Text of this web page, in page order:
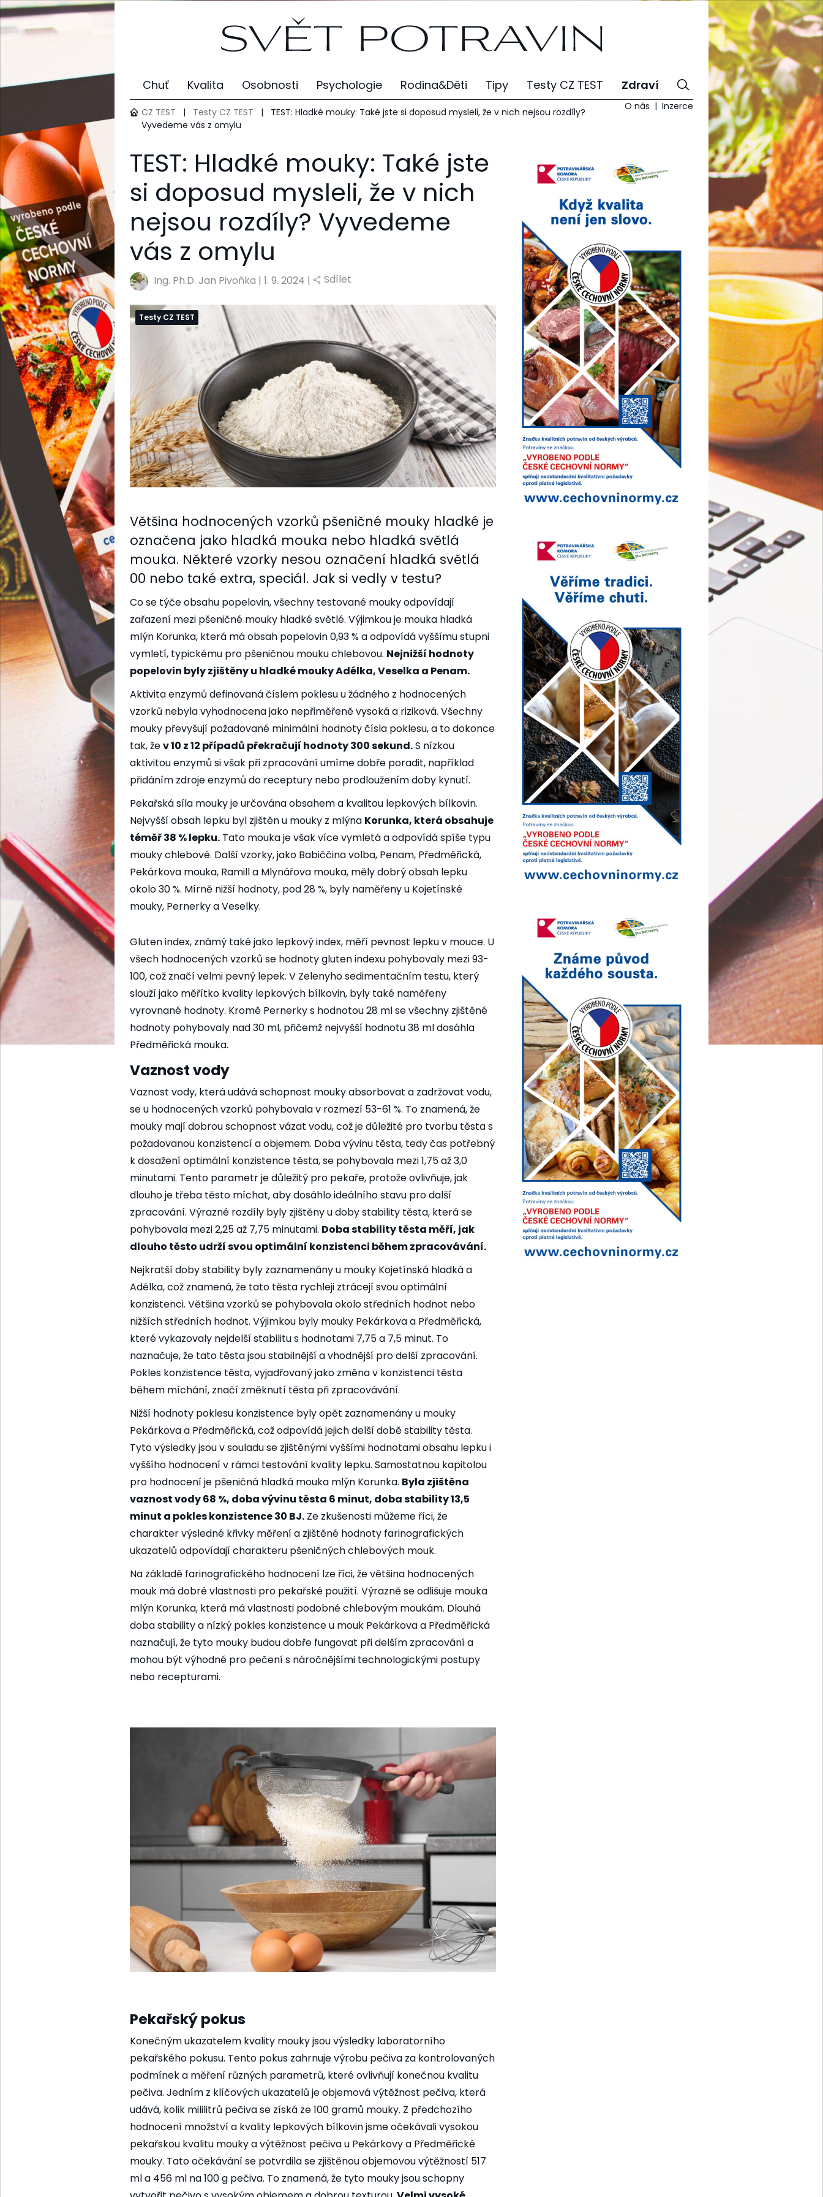
Chuť Kvalita Osobnosti Psychologie Rodina&Děti Tipy Testy CZ TEST Zdraví
CZ TEST | Testy CZ TEST |
TEST: Hladké mouky: Také jste si doposud mysleli, že v nich nejsou rozdíly?
Vyvedeme vás z omylu
O nás Inzerce
TEST: Hladké mouky: Také jste
si doposud mysleli, že v nich
nejsou rozdíly? Vyvedeme
vás z omylu
Ing. Ph.D. Jan Pivoňka | 1. 9. 2024 | Sdílet
Testy CZ TEST
Většina hodnocených vzorků pšeničné mouky hladké je
označena jako hladká mouka nebo hladká světlá
mouka. Některé vzorky nesou označení hladká světlá
00 nebo také extra, speciál. Jak si vedly v testu?
Co se týče obsahu popelovin, všechny testované mouky odpovídají
zařazení mezi pšeničné mouky hladké světlé. Výjimkou je mouka hladká
mlýn Korunka, která má obsah popelovin 0,93 % a odpovídá vyššímu stupni
vymletí, typickému pro pšeničnou mouku chlebovou. Nejnižší hodnoty
popelovin byly zjištěny u hladké mouky Adélka, Veselka a Penam.
Aktivita enzymů definovaná číslem poklesu u žádného z hodnocených
vzorků nebyla vyhodnocena jako nepřiměřeně vysoká a riziková. Všechny
mouky převyšují požadované minimální hodnoty čísla poklesu, a to dokonce
tak, žev 10 z 12 případů překračují hodnoty 300 sekund.S nízkou
aktivitou enzymů si však při zpracování umíme dobře poradit, například
přidáním zdroje enzymů do receptury nebo prodloužením doby kynutí.
Pekařská síla mouky je určována obsahem a kvalitou lepkových bílkovin.
Nejvyšší obsah lepku byl zjištěn u mouky z mlýna Korunka, která obsahuje
téměř 38 % lepku. Tato mouka je však více vymletá a odpovídá spíše typu
mouky chlebové. Další vzorky, jako Babiččina volba, Penam, Předměřická,
Pekárkova mouka, Ramill a Mlynářova mouka, měly dobrý obsah lepku
okolo 30 %. Mírně nižší hodnoty, pod 28 %, byly naměřeny u Kojetínské
mouky, Pernerky a Veselky.
Gluten index, známý také jako lepkový index, měří pevnost lepku v mouce. U
všech hodnocených vzorků se hodnoty gluten indexu pohybovaly mezi 93-
100, což značí velmi pevný lepek. V Zelenyho sedimentačním testu, který
slouží jako měřítko kvality lepkových bílkovin, byly také naměřeny
vyrovnané hodnoty. Kromě Pernerky s hodnotou 28 ml se všechny zjištěné
hodnoty pohybovaly nad 30 ml, přičemž nejvyšší hodnotu 38 ml dosáhla
Předměřická mouka.
Vaznost vody
Vaznost vody, která udává schopnost mouky absorbovat a zadržovat vodu,
se u hodnocených vzorků pohybovala v rozmezí 53-61 %. To znamená, že
mouky mají dobrou schopnost vázat vodu, což je důležité pro tvorbu těsta s
požadovanou konzistencí a objemem. Doba vývinu těsta, tedy čas potřebný
k dosažení optimální konzistence těsta, se pohybovala mezi 1,75 až 3,0
minutami. Tento parametr je důležitý pro pekaře, protože ovlivňuje, jak
dlouho je třeba těsto míchat, aby dosáhlo ideálního stavu pro další
zpracování. Výrazné rozdíly byly zjištěny u doby stability těsta, která se
pohybovala mezi 2,25 až 7,75 minutami. Doba stability těsta měří, jak
dlouho těsto udrží svou optimální konzistenci během zpracovávání.
Nejkratší doby stability byly zaznamenány u mouky Kojetínská hladká a
Adélka, což znamená, že tato těsta rychleji ztrácejí svou optimální
konzistenci. Většina vzorků se pohybovala okolo středních hodnot nebo
nižších středních hodnot. Výjimkou byly mouky Pekárkova a Předměřická,
které vykazovaly nejdelší stabilitu s hodnotami 7,75 a 7,5 minut. To
naznačuje, že tato těsta jsou stabilnější a vhodnější pro delší zpracování.
Pokles konzistence těsta, vyjadřovaný jako změna v konzistenci těsta
během míchání, značí změknutí těsta při zpracovávání.
Nižší hodnoty poklesu konzistence byly opět zaznamenány u mouky
Pekárkova a Předměřická, což odpovídá jejich delší době stability těsta.
Tyto výsledky jsou v souladu se zjištěnými vyššími hodnotami obsahu lepku i
vyššího hodnocení v rámci testování kvality lepku. Samostatnou kapitolou
pro hodnocení je pšeničná hladká mouka mlýn Korunka. Byla zjištěna
vaznost vody 68 %, doba vývinu těsta 6 minut, doba stability 13,5
minut a pokles konzistence 30 BJ. Ze zkušenosti můžeme říci, že
charakter výsledné křivky měření a zjištěné hodnoty farinografických
ukazatelů odpovídají charakteru pšeničných chlebových mouk.
Na základě farinografického hodnocení lze říci, že většina hodnocených
mouk má dobré vlastnosti pro pekařské použití. Výrazně se odlišuje mouka
mlýn Korunka, která má vlastnosti podobné chlebovým moukám. Dlouhá
doba stability a nízký pokles konzistence u mouk Pekárkova a Předměřická
naznačují, že tyto mouky budou dobře fungovat při delším zpracování a
mohou být výhodné pro pečení s náročnějšími technologickými postupy
nebo recepturami.
Pekařský pokus
Konečným ukazatelem kvality mouky jsou výsledky laboratorního
pekařského pokusu. Tento pokus zahrnuje výrobu pečiva za kontrolovaných
podmínek a měření různých parametrů, které ovlivňují konečnou kvalitu
pečiva. Jedním z klíčových ukazatelů je objemová výtěžnost pečiva, která
udává, kolik mililitrů pečiva se získá ze 100 gramů mouky. Z předchozího
hodnocení množství a kvality lepkových bílkovin jsme očekávali vysokou
pekařskou kvalitu mouky a výtěžnost pečiva u Pekárkovy a Předměřické
mouky. Tato očekávání se potvrdila se zjištěnou objemovou výtěžností 517
ml a 456 ml na 100 g pečiva. To znamená, že tyto mouky jsou schopny